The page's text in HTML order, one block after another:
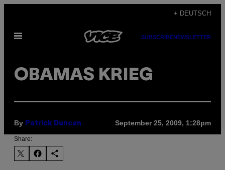
content
+ DEUTSCH
Open
SUBSCRIBENEWSLETTER
OBAMAS KRIEG
By Patrick Duncan September 25, 2009, 1:28pm
Share: